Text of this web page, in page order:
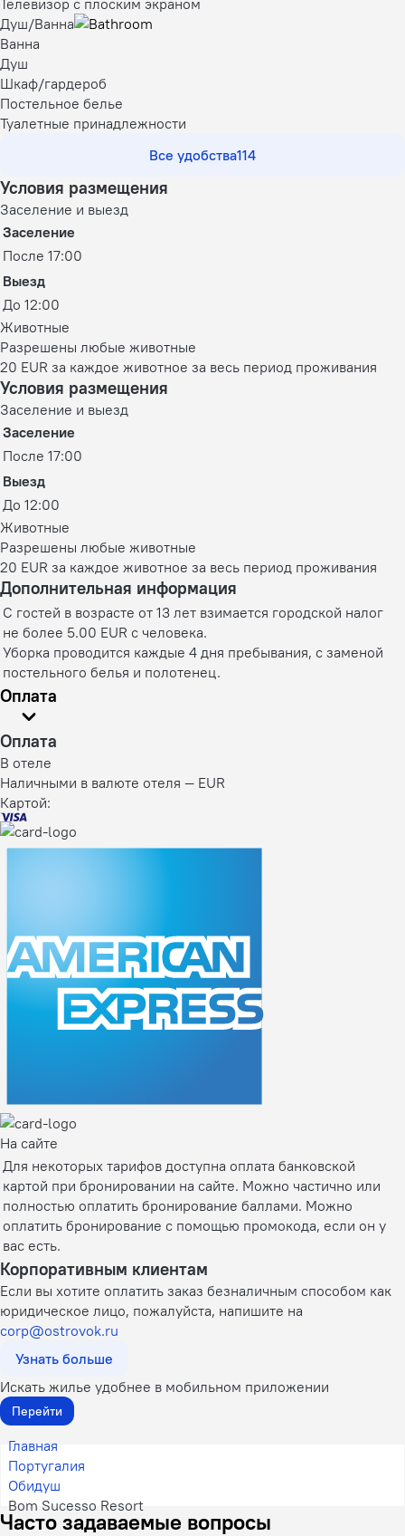
Душ/Ванна
Ванна
Душ
Шкаф/гардероб
Постельное белье
Туалетные принадлежности
Все удобства114
Условия размещения
Заселение и выезд
Заселение
После 17:00
Выезд
До 12:00
Животные
Разрешены любые животные
20 EUR за каждое животное за весь период проживания
Условия размещения
Заселение и выезд
Заселение
После 17:00
Выезд
До 12:00
Животные
Разрешены любые животные
20 EUR за каждое животное за весь период проживания
Дополнительная информация
С гостей в возрасте от 13 лет взимается городской налог
не более 5.00 EUR с человека.
Уборка проводится каждые 4 дня пребывания, с заменой
постельного белья и полотенец.
Оплата
Оплата
В отеле
Наличными в валюте отеля — EUR
Картой:
На сайте
Для некоторых тарифов доступна оплата банковской
картой при бронировании на сайте. Можно частично или
полностью оплатить бронирование баллами. Можно
оплатить бронирование с помощью промокода, если он у
вас есть.
Корпоративным клиентам
Если вы хотите оплатить заказ безналичным способом как
юридическое лицо, пожалуйста, напишите на
corp@ostrovok.ru
Узнать больше
Искать жилье удобнее в мобильном приложении
Перейти
Главная
Португалия
Обидуш
Bom Sucesso Resort
Часто задаваемые вопросы